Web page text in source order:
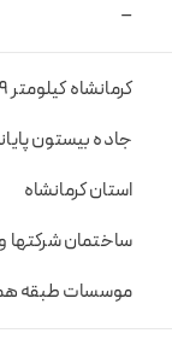
–
کرمانشاه کیلومتر ۹
جاده بیستون
استان کرمانشاه
ساختمان شرکتها
موسسات طبقه